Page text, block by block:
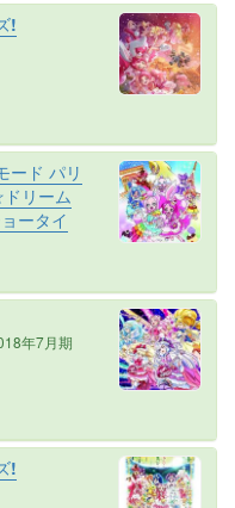
!
ード パリ
リーム
ータイ
年7月期
!